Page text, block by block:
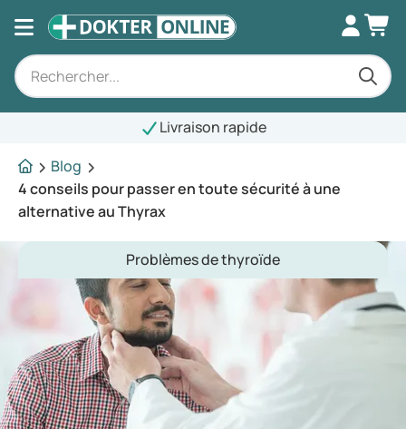
Livraison rapide
Blog
4 conseils pour passer en toute sécurité à une
alternative au Thyrax
Problèmes de thyroïde